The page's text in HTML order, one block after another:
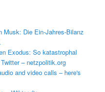
Musk: Die Ein-Jahres-Bilanz
Exodus: So katastrophal
– netzpolitik.org
and video calls – here's